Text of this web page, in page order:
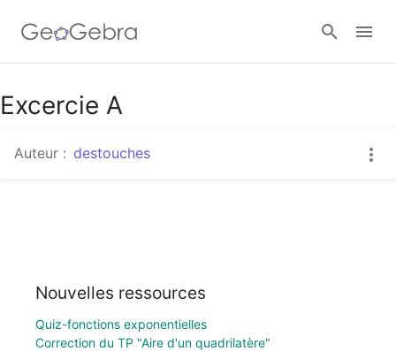
Excercie A
Auteur : destouches
Nouvelles ressources
Quiz-fonctions exponentielles
Correction du TP "Aire d'un quadrilatère"